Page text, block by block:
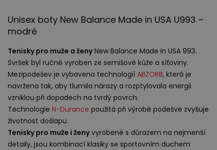
Unisex boty New Balance Made in USA U993 –
modré
Tenisky pro muže a ženyNew Balance Made in USA 993.
Svršek byl ručně vyroben ze semišové kůže a síťoviny.
Mezipodešev je vybavena technologií ABZORB, která je
navržena tak, aby tlumila nárazy a rozptylovala energii
vzniklou při dopadech na tvrdý povrch.
Technologie N-Durance použitá při výrobě podešve zvyšuje
životnost došlapu.
Tenisky pro muže i ženyvyrobené s důrazem na nejmenší
detaily, jsou kombinací klasiky se sportovním duchem